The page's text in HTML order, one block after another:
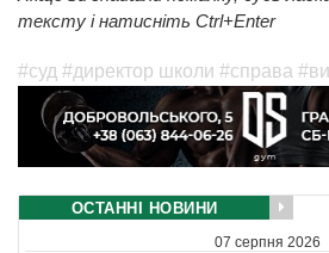
тексту і натисніть Ctrl+Enter
#суд #директор школи #справа
ОСТАННІ НОВИНИ
07 серпня 2026